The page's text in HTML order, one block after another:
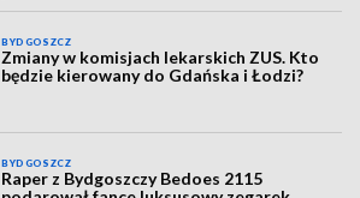
BYDGOSZCZ
Zmiany w komisjach lekarskich ZUS. Kto
będzie kierowany do Gdańska i Łodzi?
BYDGOSZCZ
Raper z Bydgoszczy Bedoes 2115